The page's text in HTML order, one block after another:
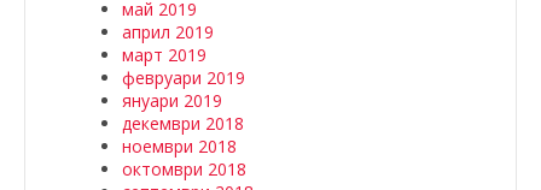
май 2019
април 2019
март 2019
февруари 2019
януари 2019
декември 2018
ноември 2018
октомври 2018